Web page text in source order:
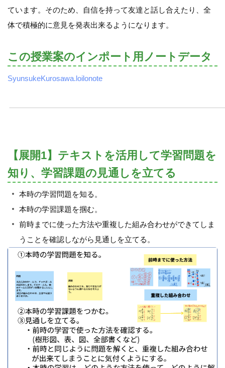
ています。そのため、自信を持って友達と話し合えたり、全
体で積極的に意見を発表出来るようになります。
この授業案のインポート用ノートデータ
SyunsukeKurosawa.loilonote
【展開1】テキストを活用して学習問題を
知り、学習課題の見通しを立てる
本時の学習問題を知る。
本時の学習課題を掴む。
前時までに使った方法や重複した組み合わせができてしま
うことを確認しながら見通しを立てる。